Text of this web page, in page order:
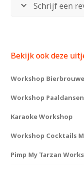
Schrijf een
Bekijk ook deze
Workshop
Workshop Paaldansen
Karaoke Workshop
Workshop Cocktails
Pimp My Tarzan